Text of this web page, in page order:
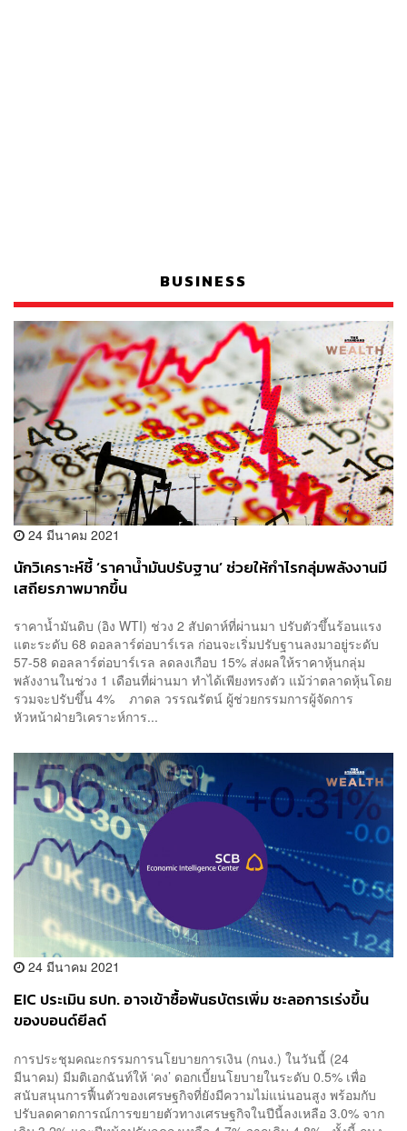
BUSINESS
24 มีนาคม 2021
นักวิเคราะห์ชี้ ‘ราคาน้ำมันปรับฐาน’ ช่วยให้กำไรกลุ่มพลังงานมี
เสถียรภาพมากขึ้น
ราคาน้ำมันดิบ (อิง WTI) ช่วง 2 สัปดาห์ที่ผ่านมา ปรับตัวขึ้นร้อนแรง
แตะระดับ 68 ดอลลาร์ต่อบาร์เรล ก่อนจะเริ่มปรับฐานลงมาอยู่ระดับ
57-58 ดอลลาร์ต่อบาร์เรล ลดลงเกือบ 15% ส่งผลให้ราคาหุ้นกลุ่ม
พลังงานในช่วง 1 เดือนที่ผ่านมา ทำได้เพียงทรงตัว แม้ว่าตลาดหุ้นโดย
รวมจะปรับขึ้น 4% ภาดล วรรณรัตน์ ผู้ช่วยกรรมการผู้จัดการ
หัวหน้าฝ่ายวิเคราะห์การ...
24 มีนาคม 2021
EIC ประเมิน ธปท. อาจเข้าซื้อพันธบัตรเพิ่ม ชะลอการเร่งขึ้น
ของบอนด์ยีลด์
การประชุมคณะกรรมการนโยบายการเงิน (กนง.)​ ในวันนี้ (24
มีนาคม)​ มีมติเอกฉันท์ให้ ‘คง’ ดอกเบี้ยนโยบายในระดับ 0.5% เพื่อ
สนับสนุนการฟื้นตัวของเศรษฐกิจที่ยังมีความไม่แน่นอนสูง พร้อมกับ
ปรับลดคาดการณ์การขยายตัวทางเศรษฐกิจในปีนี้ลงเหลือ 3.0% จาก